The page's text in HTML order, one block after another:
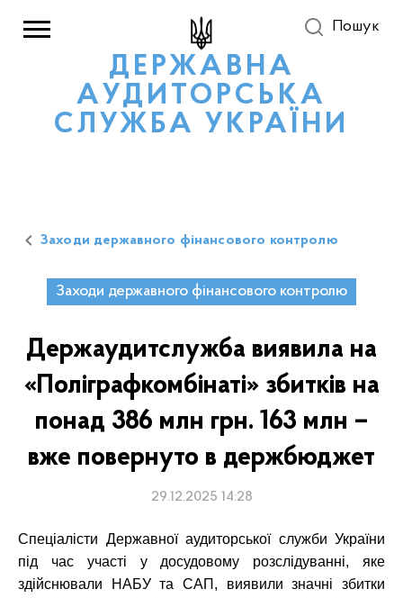
ДЕРЖАВНА
АУДИТОРСЬКА
СЛУЖБА УКРАЇНИ
Пошук
Заходи державного фінансового контролю
Заходи державного фінансового контролю
Держаудитслужба виявила на
«Поліграфкомбінаті» збитків на
понад 386 млн грн. 163 млн –
вже повернуто в держбюджет
29.12.2025 14:28
Спеціалісти Державної аудиторської служби України
під час участі у досудовому розслідуванні, яке
здійснювали НАБУ та САП, виявили значні збитки